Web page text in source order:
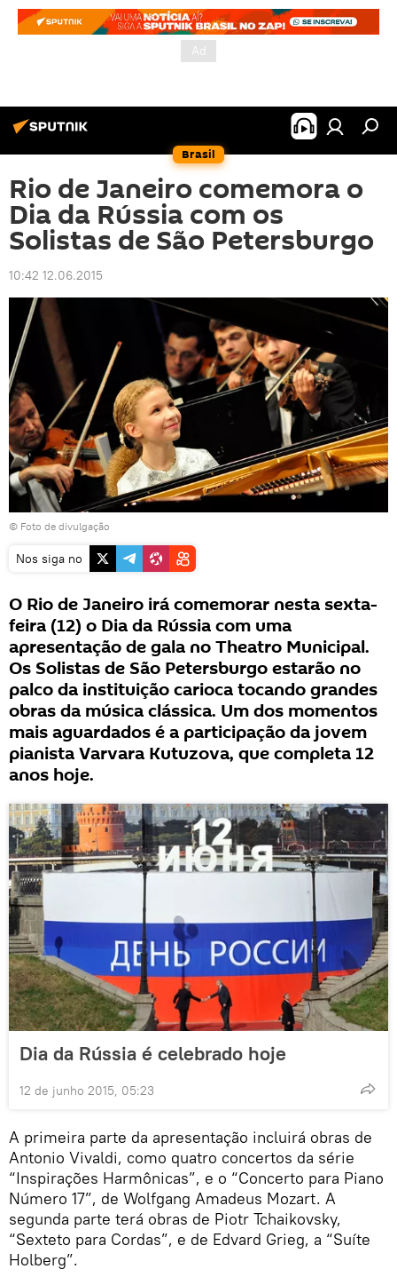
Brasil
Rio de Janeiro comemora o
Dia da Rússia com os
Solistas de São Petersburgo
10:42 12.06.2015
© Foto de divulgação
Nos siga no
O Rio de Janeiro irá comemorar nesta sexta-
feira (12) o Dia da Rússia com uma
apresentação de gala no Theatro Municipal.
Os Solistas de São Petersburgo estarão no
palco da instituição carioca tocando grandes
obras da música clássica. Um dos momentos
mais aguardados é a participação da jovem
pianista Varvara Kutuzova, que completa 12
anos hoje.
Dia da Rússia é celebrado hoje
12 de junho 2015, 05:23
A primeira parte da apresentação incluirá obras de
Antonio Vivaldi, como quatro concertos da série
“Inspirações Harmônicas”, e o “Concerto para Piano
Número 17”, de Wolfgang Amadeus Mozart. A
segunda parte terá obras de Piotr Tchaikovsky,
“Sexteto para Cordas”, e de Edvard Grieg, a “Suíte
Holberg”.